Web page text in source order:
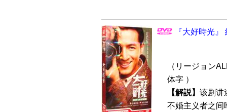
『大好時光
（リージョン
体字 ）
【解説】 该剧讲
不婚主义者之间